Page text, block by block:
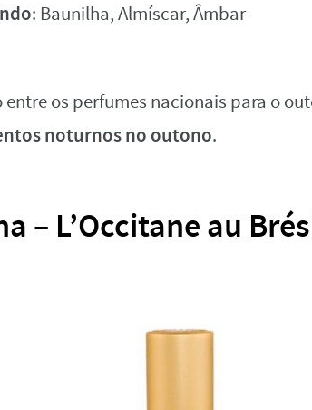
: Baunilha, Almíscar, Âmbar
os perfumes nacionais para o
noturnos no outono.
– L’Occitane au